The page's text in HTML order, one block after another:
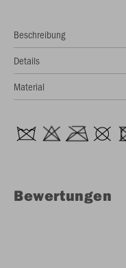
Beschreibung
Details
Material
Bewertungen